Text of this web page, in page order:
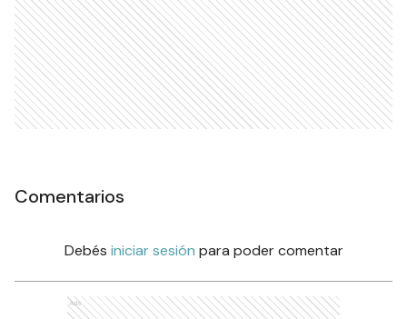
Comentarios
Debés iniciar sesión para poder comentar
Ads